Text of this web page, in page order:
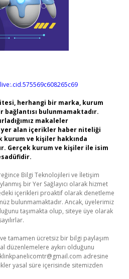
herhangi bir marka, kurum
bağlantısı bulunmamaktadır.
makaleler
yer alan içerikler haber niteliği
kurum ve kişiler hakkında
Gerçek kurum ve kişiler ile isim
Bilgi Teknolojileri ve İletişim
bir Yer Sağlayıcı olarak hizmet
içerikleri proaktif olarak denetleme
bulunmamaktadır. Ancak, üyelerimiz
taşımakta olup, siteye üye olarak
tamamen ücretsiz bir bilgi paylaşım
düzenlemelere aykırı olduğunu
adresine
yasal süre içerisinde sitemizden